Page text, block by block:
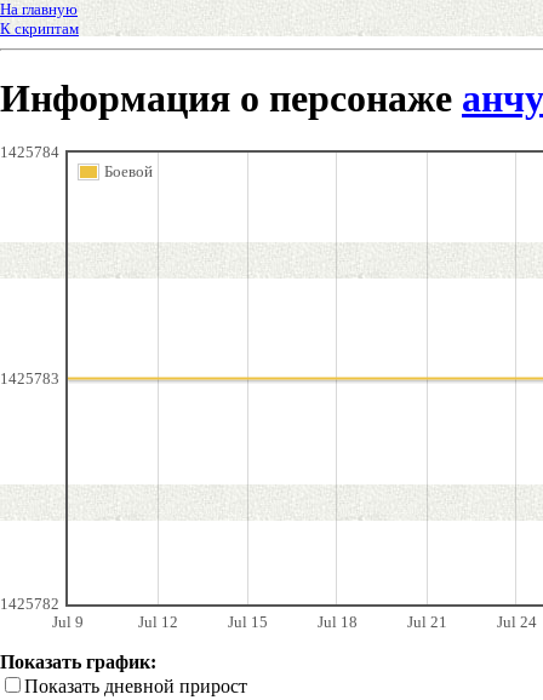
На главную
К скриптам
Информация о персонаже
Jul 9 Jul 12 Jul 15 Jul 18 Jul 21 Jul 24
1425782
1425783
1425784
Боевой
Показать график:
Показать дневной прирост